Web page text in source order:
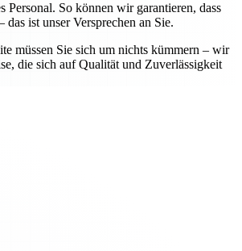
So können wir garantieren, dass
ist unser Versprechen an Sie.
müssen Sie sich um nichts kümmern – wir
die sich auf Qualität und Zuverlässigkeit